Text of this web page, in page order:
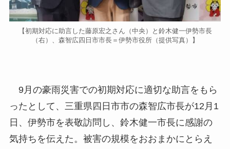
【初期対応に助言した藤原宏之さん（中央）と鈴木健一伊勢市長
（右）、森智広四日市市長＝伊勢市役所（提供写真）】
9月の豪雨災害での初期対応に適切な助言をもら
ったとして、三重県四日市市の森智広市長が12月1
日、伊勢市を表敬訪問し、鈴木健一市長に感謝の
気持ちを伝えた。被害の規模をおおまかにとらえ